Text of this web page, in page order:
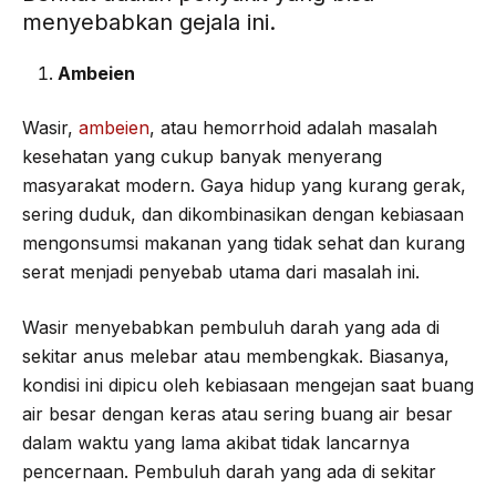
menyebabkan gejala ini.
Ambeien
Wasir, ambeien, atau hemorrhoid adalah masalah
kesehatan yang cukup banyak menyerang
masyarakat modern. Gaya hidup yang kurang gerak,
sering duduk, dan dikombinasikan dengan kebiasaan
mengonsumsi makanan yang tidak sehat dan kurang
serat menjadi penyebab utama dari masalah ini.
Wasir menyebabkan pembuluh darah yang ada di
sekitar anus melebar atau membengkak. Biasanya,
kondisi ini dipicu oleh kebiasaan mengejan saat buang
air besar dengan keras atau sering buang air besar
dalam waktu yang lama akibat tidak lancarnya
pencernaan. Pembuluh darah yang ada di sekitar